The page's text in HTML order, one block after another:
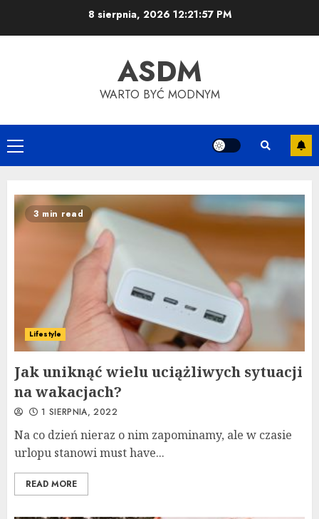
8 sierpnia, 2026 12:21:58 PM
ASDM
WARTO BYĆ MODNYM
Primary
Menu
3 min read
Lifestyle
Jak uniknąć wielu uciążliwych sytuacji
na wakacjach?
1 SIERPNIA, 2022
Na co dzień nieraz o nim zapominamy, ale w czasie
urlopu stanowi must have...
READ MORE